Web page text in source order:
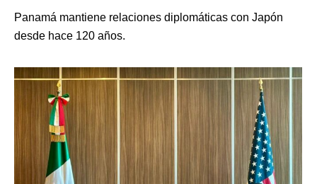
Panamá mantiene relaciones diplomáticas con Japón
desde hace 120 años.